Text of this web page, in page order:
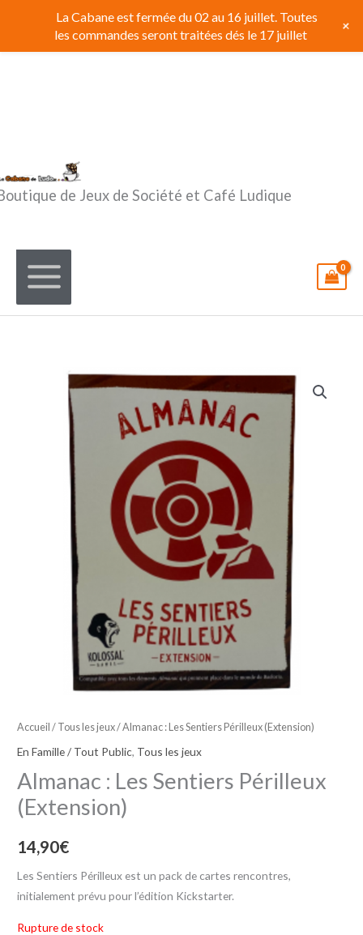
contenu
de Jeux de Société et Café Ludique
Accueil / Tous les jeux/ Almanac : Les Sentiers Périlleux (Extension)
En Famille / Tout Public, Tous les jeux
Almanac : Les Sentiers Périlleux
(Extension)
14,90€
Les Sentiers Périlleux est un pack de cartes rencontres,
initialement prévu pour l’édition Kickstarter.
Rupture de stock
La Cabane est fermée du 02 au 16 juillet. Toutes
les commandes seront traitées dés le 17 juillet
+